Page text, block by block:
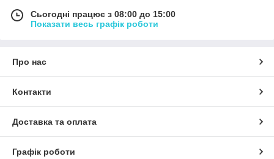
Сьогодні працює з 08:00 до 15:00
Показати весь графік роботи
Про нас
Контакти
Доставка та оплата
Графік роботи